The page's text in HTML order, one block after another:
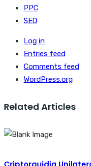
PPC
SEO
Log in
Entries feed
Comments feed
WordPress.org
Related Articles